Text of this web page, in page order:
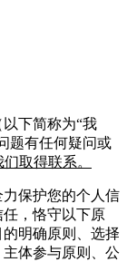
下简称为“我
题有任何疑问或
取得联系。
保护您的个人信
，恪守以下原
明确原则、选择
体参与原则、公